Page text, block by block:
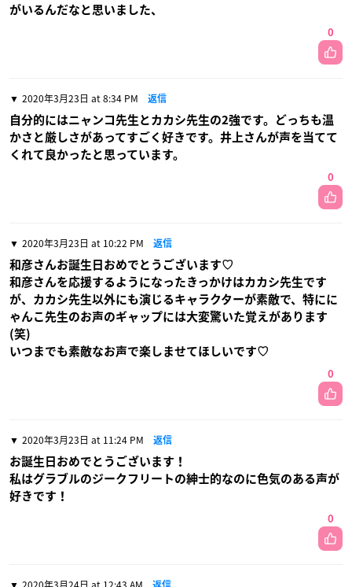
がいるんだなと思いました、
0
2020年3月23日 at 8:34 PM 返信
自分的にはニャンコ先生とカカシ先生の2強です。どっちも温
かさと厳しさがあってすごく好きです。井上さんが声を当てて
くれて良かったと思っています。
0
2020年3月23日 at 10:22 PM 返信
和彦さんお誕生日おめでとうございます♡
和彦さんを応援するようになったきっかけはカカシ先生です
が、カカシ先生以外にも演じるキャラクターが素敵で、特にに
ゃんこ先生のお声のギャップには大変驚いた覚えがあります
(笑)
いつまでも素敵なお声で楽しませてほしいです♡
0
2020年3月23日 at 11:24 PM 返信
お誕生日おめでとうございます！
私はグラブルのジークフリートの紳士的なのに色気のある声が
好きです！
0
返信